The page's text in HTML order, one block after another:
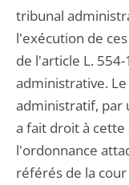
tribunal
l'exécution de
de l'article L.
administrative.
administratif, par
a fait droit à cette
l'ordonnance
référés de la